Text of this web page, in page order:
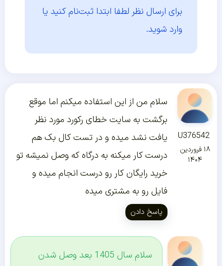
برای ارسال نظر لطفا ابتدا ثبت‌نام کنید یا
وارد شوید.
U376542
۱۸ فروردین
۱۴۰۴
سلام من از این استفاده میکنم اما موقع
برگشت به سایت خطای رکورد مورد نظر
یافت نشد میده و در تست کال بک هم
درست کار میکنه به درگاه که وصل نمیشه تو
خرید رایگان کار رو درست انجام میده و
فایل رو به مشتری میده
پاسخ دادن
سلام سال 1405 بعد وصل شدن